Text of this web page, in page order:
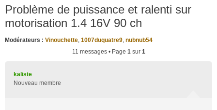
Problème de puissance et ralenti sur
motorisation 1.4 16V 90 ch
Modérateurs : Vinouchette, 1007duquatre9, nubnub54
11 messages • Page 1sur 1
kaliste
Nouveau membre